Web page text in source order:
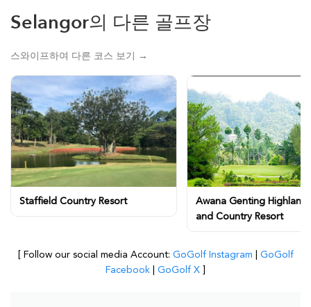
Selangor의 다른 골프장
스와이프하여 다른 코스 보기 →
Staffield Country Resort
Awana Genting
and Country Resort
[ Follow our social media Account: GoGolf Instagram
GoGolf
Facebook
GoGolf X